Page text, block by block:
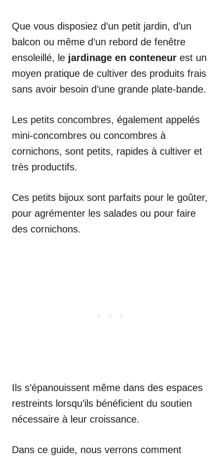
Que vous disposiez d’un petit jardin, d’un
balcon ou même d’un rebord de fenêtre
ensoleillé, le jardinage en conteneur est un
moyen pratique de cultiver des produits frais
sans avoir besoin d’une grande plate-bande.
Les petits concombres, également appelés
mini-concombres ou concombres à
cornichons, sont petits, rapides à cultiver et
très productifs.
Ces petits bijoux sont parfaits pour le goûter,
pour agrémenter les salades ou pour faire
des cornichons.
Ils s’épanouissent même dans des espaces
restreints lorsqu’ils bénéficient du soutien
nécessaire à leur croissance.
Dans ce guide, nous verrons comment